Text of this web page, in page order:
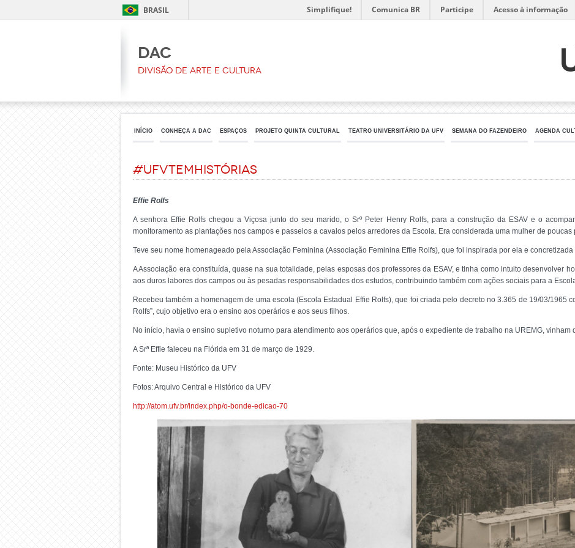
BRASIL Simplifique! Comunica BR Participe Acesso à informação
DAC
Divisão de Arte e Cultura
INÍCIO CONHEÇA A DAC ESPAÇOS PROJETO QUINTA CULTURAL TEATRO UNIVERSITÁRIO DA UFV SEMANA DO FAZENDEIRO AGENDA
#UFVtemhistórias
Effie Rolfs
A senhora Effie Rolfs chegou a Viçosa junto do seu marido, o Srº Peter Henry Rolfs, para a construção da ESAV e o
monitoramento as plantações nos campos e passeios a cavalos pelos arredores da Escola. Era considerada uma mulher de poucas
Teve seu nome homenageado pela Associação Feminina (Associação Feminina Effie Rolfs), que foi inspirada por ela e
A Associação era constituída, quase na sua totalidade, pelas esposas dos professores da ESAV, e tinha como intuito desenvolver
aos duros labores dos campos ou às pesadas responsabilidades dos estudos, contribuindo também com ações sociais para a
Recebeu também a homenagem de uma escola (Escola Estadual Effie Rolfs), que foi criada pelo decreto no 3.365 de 19/03/1965
Rolfs”, cujo objetivo era o ensino aos operários e aos seus filhos.
No início, havia o ensino supletivo noturno para atendimento aos operários que, após o expediente de trabalho na UREMG, vinham
A Srª Effie faleceu na Flórida em 31 de março de 1929.
Fonte: Museu Histórico da UFV
Fotos: Arquivo Central e Histórico da UFV
http://atom.ufv.br/index.php/o-bonde-edicao-70